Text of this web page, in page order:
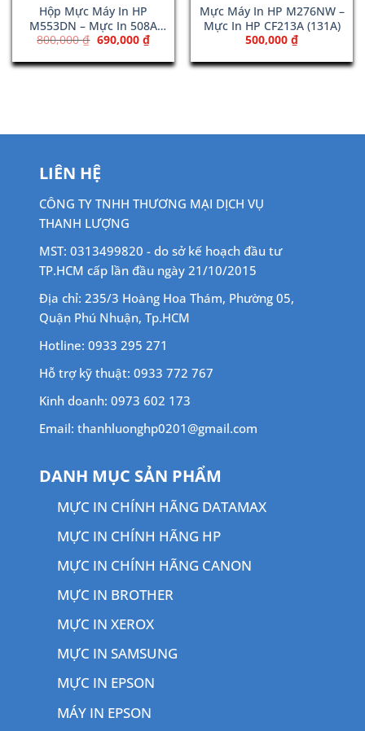
Hộp Mực Máy In HP
M553DN – Mực In 508A
Cyan (CF361A)
800,000₫ Giá
là:
800,000 ₫.
690,000 ₫Giá
hiện
tại
là:
Mực Máy In HP M276NW –
Mực In HP CF213A (131A)
500,000 ₫
LIÊN HỆ
CÔNG TY TNHH THƯƠNG MẠI DỊCH VỤ
THANH LƯỢNG
MST: 0313499820 - do sở kế hoạch đầu tư
TP.HCM cấp lần đầu ngày 21/10/2015
Địa chỉ: 235/3 Hoàng Hoa Thám, Phường 05,
Quận Phú Nhuận, Tp.HCM
Hotline: 0933 295 271
Hỗ trợ kỹ thuật: 0933 772 767
Kinh doanh: 0973 602 173
Email: thanhluonghp0201@gmail.com
DANH MỤC SẢN PHẨM
MỰC IN CHÍNH HÃNG DATAMAX
MỰC IN CHÍNH HÃNG HP
MỰC IN CHÍNH HÃNG CANON
MỰC IN BROTHER
MỰC IN XEROX
MỰC IN SAMSUNG
MỰC IN EPSON
MÁY IN EPSON